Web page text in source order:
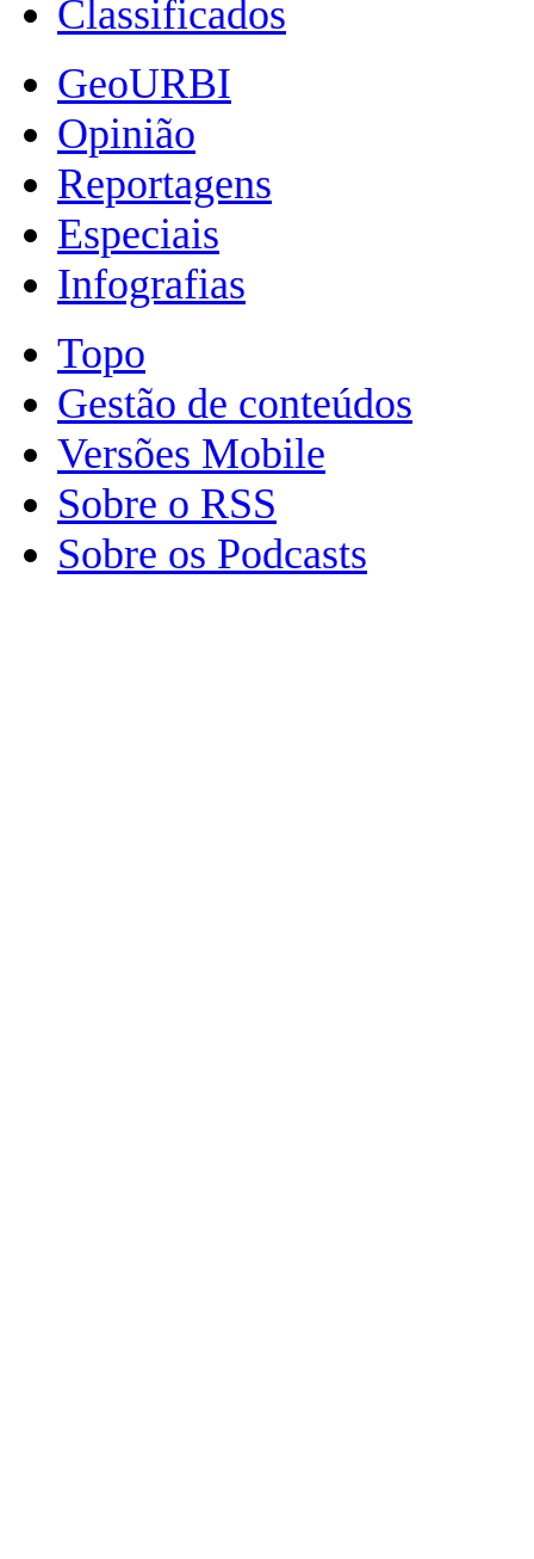
Classificados
GeoURBI
Opinião
Reportagens
Especiais
Infografias
Topo
Gestão de conteúdos
Versões Mobile
Sobre o RSS
Sobre os Podcasts